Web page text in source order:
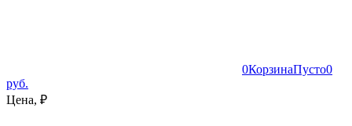
0КорзинаПусто0
руб.
Цена, ₽